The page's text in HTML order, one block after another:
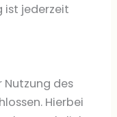
ist jederzeit
des
Hierbei